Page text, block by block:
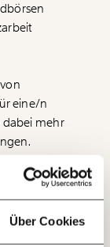
Über Cookies
alle
frei im
6017
eine/n
dabei mehr
hätte auch